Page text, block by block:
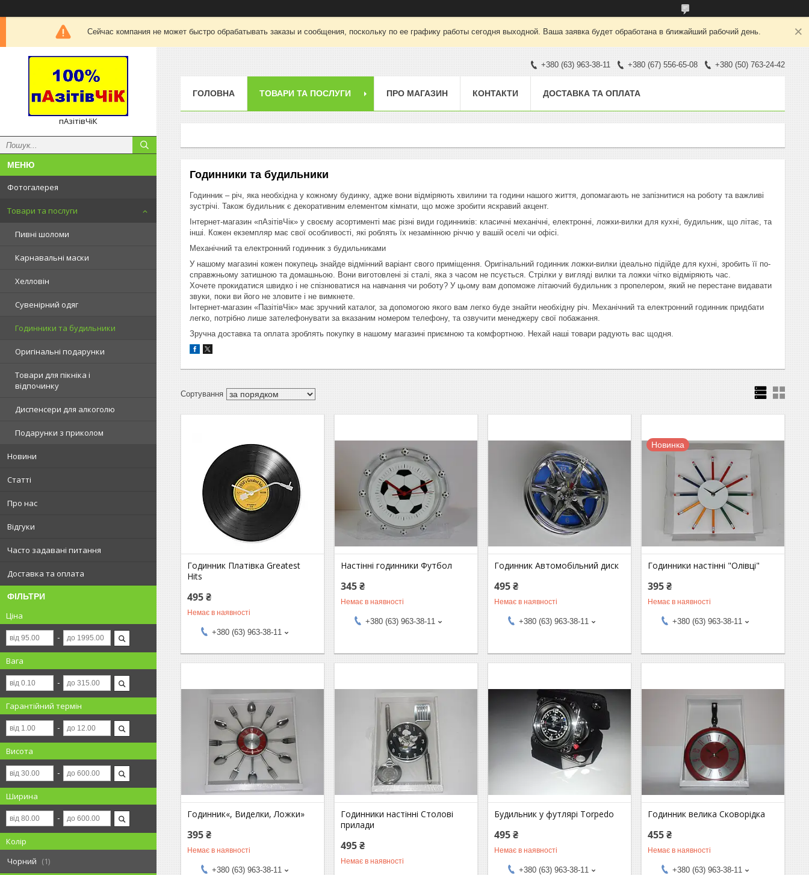
Сейчас компания не может быстро обрабатывать заказы и сообщения, поскольку по ее графику работы сегодня выходной. Ваша заявка будет обработана в ближайший рабочий день.
пАзітівЧіК
Фотогалерея
Товари та послуги
Пивні шоломи
Карнавальні маски
Хелловін
Сувенірний одяг
Годинники та будильники
Оригінальні подарунки
Товари для пікніка і
відпочинку
Диспенсери для алкоголю
Подарунки з приколом
Новини
Статті
Про нас
Відгуки
Часто задавані питання
Доставка та оплата
ФІЛЬТРИ
Ціна
Вага
Гарантійний термін
Висота
Ширина
Колір
Чорний
1
+380 (63) 963-38-11 +380 (67) 556-65-08 +380 (50) 763-24-42
ГОЛОВНА ТОВАРИ ТА ПОСЛУГИ ПРО МАГАЗИН КОНТАКТИ ДОСТАВКА ТА ОПЛАТА
Годинники та будильники
Годинник – річ, яка необхідна у кожному будинку, адже вони відміряють хвилини та години нашого життя, допомагають не запізнитися на роботу та важливі
зустрічі. Також будильник є декоративним елементом кімнати, що може зробити яскравий акцент.
Інтернет-магазин «пАзітівЧік» у своєму асортименті має різні види годинників: класичні механічні, електронні, ложки-вилки для кухні, будильник, що літає, та
інші. Кожен екземпляр має свої особливості, які роблять їх незамінною річчю у вашій оселі чи офісі.
Механічний та електронний годинник з будильниками
У нашому магазині кожен покупець знайде відмінний варіант свого приміщення. Оригінальний годинник ложки-вилки ідеально підійде для кухні, зробить її по-
справжньому затишною та домашньою. Вони виготовлені зі сталі, яка з часом не псується. Стрілки у вигляді вилки та ложки чітко відміряють час.
Хочете прокидатися швидко і не спізнюватися на навчання чи роботу? У цьому вам допоможе літаючий будильник з пропелером, який не перестане видавати
звуки, поки ви його не зловите і не вимкнете.
Інтернет-магазин «ПазітівЧік» має зручний каталог, за допомогою якого вам легко буде знайти необхідну річ. Механічний та електронний годинник придбати
легко, потрібно лише зателефонувати за вказаним номером телефону, та озвучити менеджеру свої побажання.
Зручна доставка та оплата зроблять покупку в нашому магазині приємною та комфортною. Нехай наші товари радують вас щодня.
Годинник Платівка Greatest
Hits
495 ₴
Немає в наявності
+380 (63) 963-38-11
Настінні годинники Футбол
345 ₴
Немає в наявності
+380 (63) 963-38-11
Годинник Автомобільний диск
495 ₴
Немає в наявності
+380 (63) 963-38-11
Новинка
Годинники настінні "Олівці"
395 ₴
Немає в наявності
+380 (63) 963-38-11
Годинник«, Виделки, Ложки»
395 ₴
Немає в наявності
+380 (63) 963-38-11
Годинники настінні Столові
прилади
495 ₴
Немає в наявності
Будильник у футлярі Torpedo
495 ₴
Немає в наявності
+380 (63) 963-38-11
Годинник велика Сковорідка
455 ₴
Немає в наявності
+380 (63) 963-38-11